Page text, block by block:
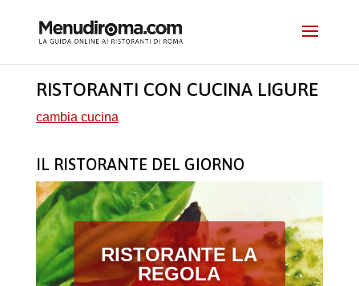
RISTORANTI CON CUCINA LIGURE
cambia cucina
IL RISTORANTE DEL GIORNO
RISTORANTE LA
REGOLA